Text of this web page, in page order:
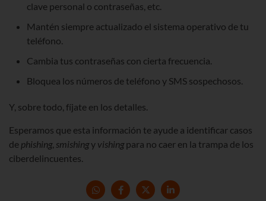
clave personal o contraseñas, etc.
Mantén siempre actualizado el sistema operativo de tu
teléfono.
Cambia tus contraseñas con cierta frecuencia.
Bloquea los números de teléfono y SMS sospechosos.
Y, sobre todo, fíjate en los detalles.
Esperamos que esta información te ayude a identificar casos
de phishing, smishingy vishingpara no caer en la trampa de los
ciberdelincuentes.